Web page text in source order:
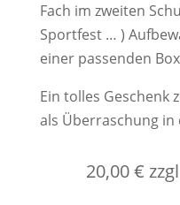
Fach im zweiten
Sportfest … )
einer passenden
Ein tolles Geschenk
als Überraschung in
20,00 €